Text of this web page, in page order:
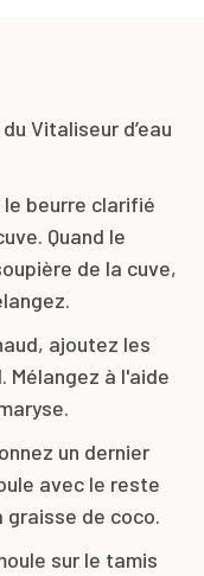
Vitaliseur d’eau
beurre clarifié
Quand le
de la cuve,
ajoutez les
à l'aide
un dernier
avec le reste
graisse de coco.
sur le tamis